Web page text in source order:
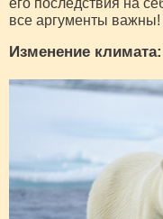
его последствия на
все аргументы важны!
Изменение